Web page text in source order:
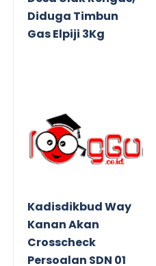
Diduga Timbun
Gas Elpiji 3Kg
Kadisdikbud Way
Kanan Akan
Crosscheck
Persoalan SDN 01